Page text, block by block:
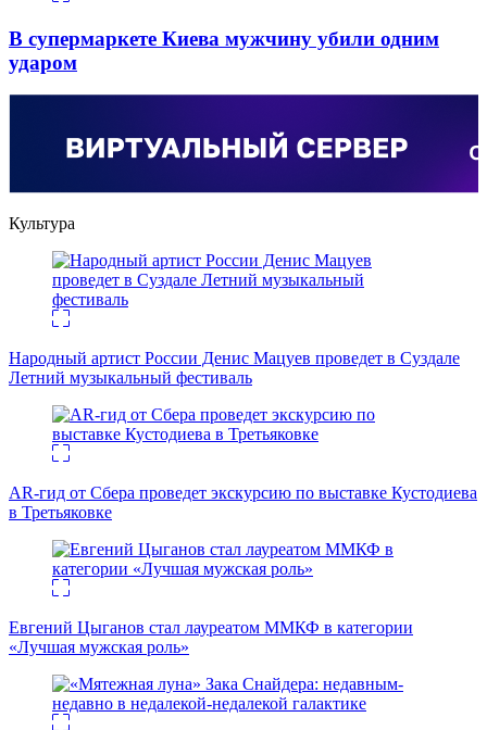
В супермаркете Киева мужчину убили одним
ударом
Культура
Народный артист России Денис Мацуев проведет в Суздале
Летний музыкальный фестиваль
AR-гид от Сбера проведет экскурсию по выставке Кустодиева
в Третьяковке
Евгений Цыганов стал лауреатом ММКФ в категории
«Лучшая мужская роль»